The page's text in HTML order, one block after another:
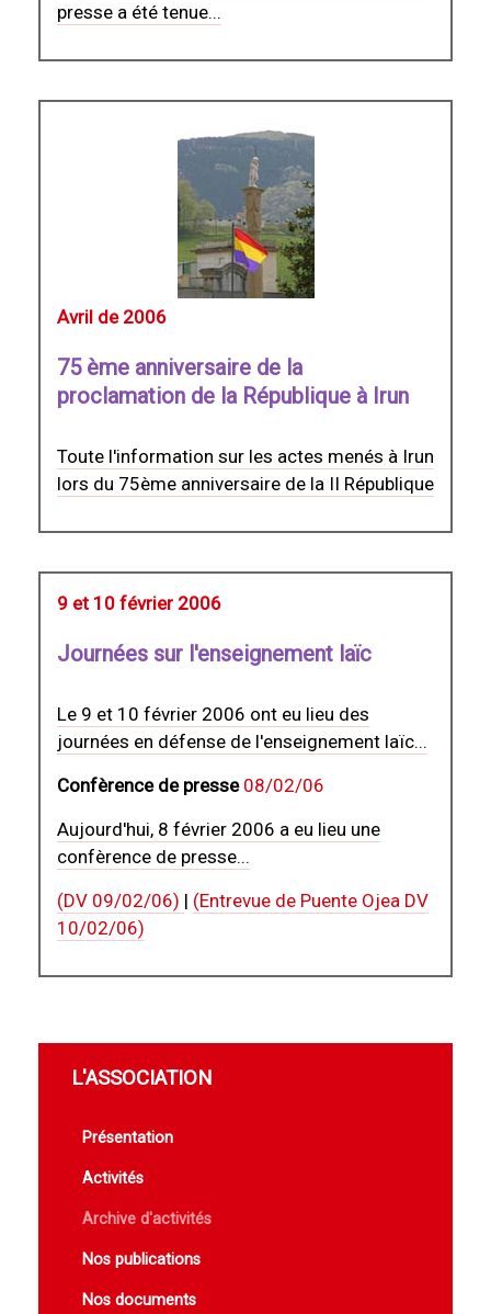
presse a été tenue...
Avril de 2006
75 ème anniversaire de la
proclamation de la République à Irun
Toute l'information sur les actes menés à Irun
lors du 75ème anniversaire de la II République
9 et 10 février 2006
Journées sur l'enseignement laïc
Le 9 et 10 février 2006 ont eu lieu des
journées en défense de l'enseignement laïc...
Confèrence de presse 08/02/06
Aujourd'hui, 8 février 2006 a eu lieu une
confèrence de presse...
(DV 09/02/06) | (Entrevue de Puente Ojea DV
10/02/06)
L'ASSOCIATION
Présentation
Activités
Archive d'activités
Nos publications
Nos documents